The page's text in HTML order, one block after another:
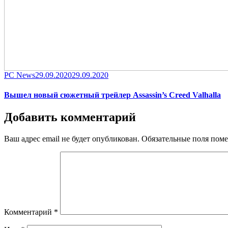
Category
PC NewsPosted
29.09.202029.09.2020
Вышел новый сюжетный трейлер Assassin’s Creed Valhalla
Добавить комментарий
Ваш адрес email не будет опубликован. Обязательные поля
Комментарий *